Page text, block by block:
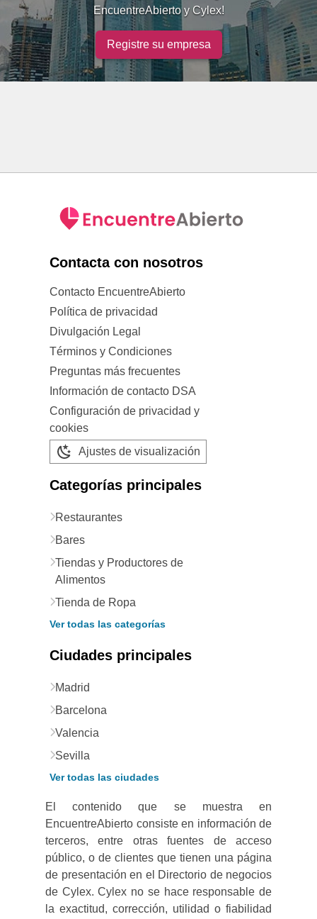
EncuentreAbierto y Cylex!
Registre su empresa
Contacta con nosotros
Contacto EncuentreAbierto
Política de privacidad
Divulgación Legal
Términos y Condiciones
Preguntas más frecuentes
Información de contacto DSA
Configuración de privacidad y
cookies
Ajustes de visualización
Categorías principales
Restaurantes
Bares
Tiendas y Productores de
Alimentos
Tienda de Ropa
Ver todas las categorías
Ciudades principales
Madrid
Barcelona
Valencia
Sevilla
Ver todas las ciudades
El contenido que se muestra en
EncuentreAbierto consiste en información de
terceros, entre otras fuentes de acceso
público, o de clientes que tienen una página
de presentación en el Directorio de negocios
de Cylex. Cylex no se hace responsable de
la exactitud, corrección, utilidad o fiabilidad